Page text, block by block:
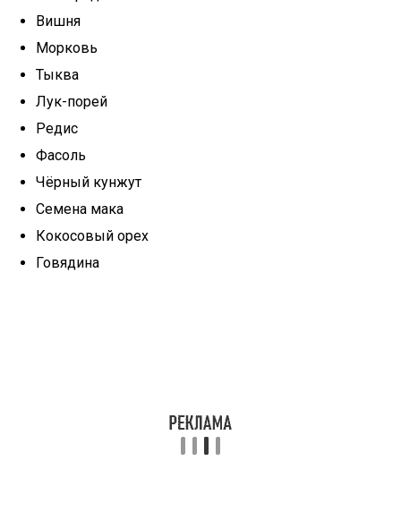
Вишня
Морковь
Тыква
Лук-порей
Редис
Фасоль
Чёрный кунжут
Семена мака
Кокосовый орех
Говядина